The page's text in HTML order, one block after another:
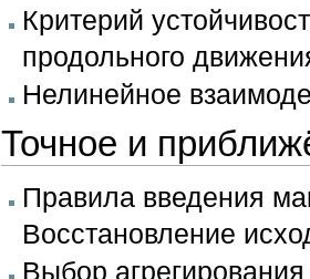
Критерий
продольного
Нелинейное
Точное и
Правила введения
Восстановление
Выбор